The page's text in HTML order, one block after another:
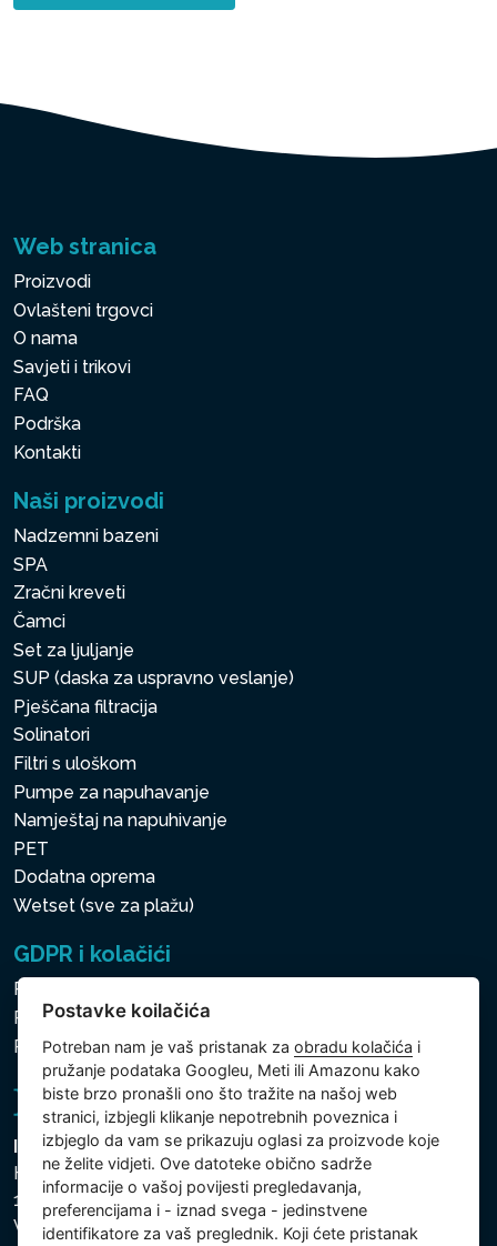
Web stranica
Proizvodi
Ovlašteni trgovci
O nama
Savjeti i trikovi
FAQ
Podrška
Kontakti
Naši proizvodi
Nadzemni bazeni
SPA
Zračni kreveti
Čamci
Set za ljuljanje
SUP (daska za uspravno veslanje)
Pješčana filtracija
Solinatori
Filtri s uloškom
Pumpe za napuhavanje
Namještaj na napuhivanje
PET
Dodatna oprema
Wetset (sve za plažu)
GDPR i kolačići
Pravila zaštite osobnih i drugih obrađivanih podataka
Politika kolačića
Postavke koilačića
Intex Trading, s.r.o.
Hradecká 2526/3
130 00 Praha 3
Vinohrady - Česká republika
Postavke koilačića
Potreban nam je vaš pristanak zaobradu kolačića i
pružanje podataka Googleu, Meti ili Amazonu kako
biste brzo pronašli ono što tražite na našoj web
stranici, izbjegli klikanje nepotrebnih poveznica i
izbjeglo da vam se prikazuju oglasi za proizvode koje
ne želite vidjeti. Ove datoteke obično sadrže
informacije o vašoj povijesti pregledavanja,
preferencijama i - iznad svega - jedinstvene
identifikatore za vaš preglednik. Koji ćete pristanak